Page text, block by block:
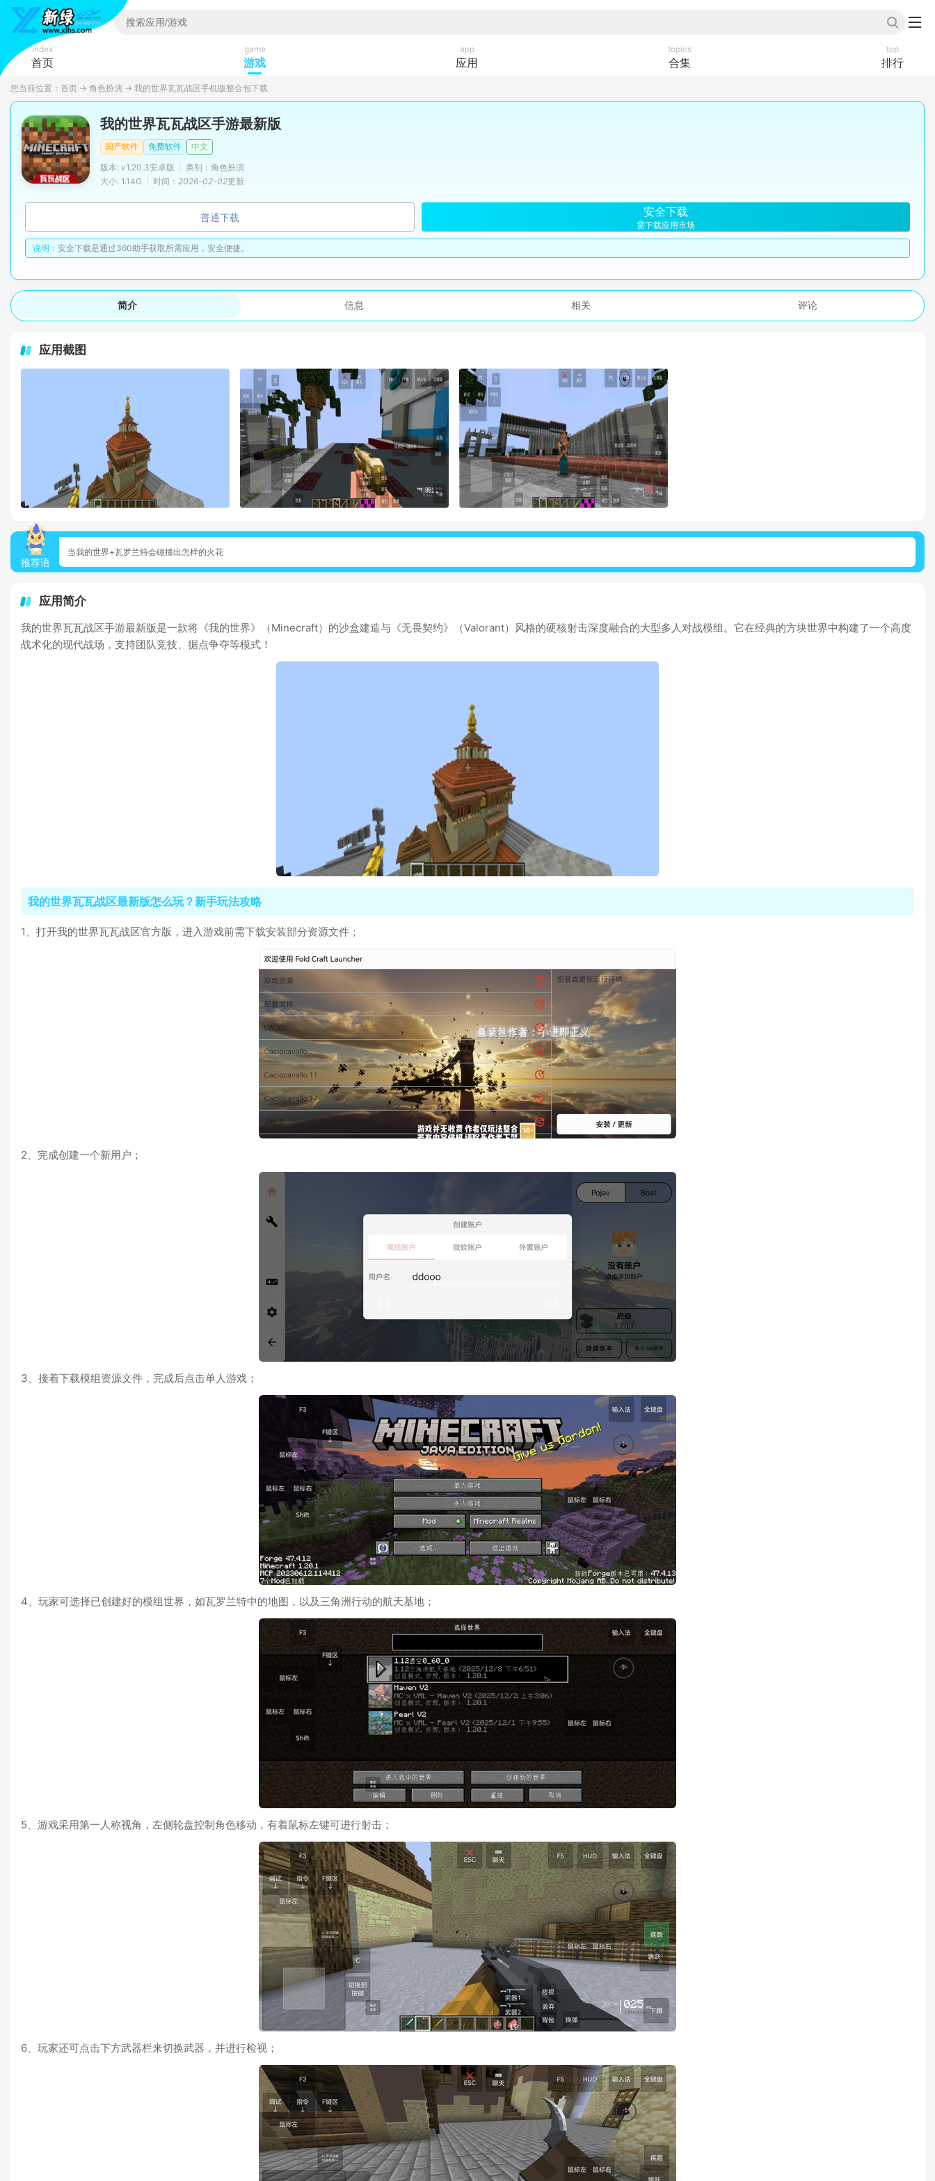
index
首页
game
游戏
app
应用
topics
合集
top
排行
您当前位置： 首页 → 角色扮演 → 我的世界瓦瓦战区手机版整合包下载
我的世界瓦瓦战区手游最新版
国产软件 免费软件
中文
版本: v1.20.3安卓版
类别：角色扮演
大小: 1.14G
时间： 2026-02-02更新
普通下载 安全下载
需下载应用市场
说明： 安全下载是通过360助手获取所需应用，安全便捷。
简介 信息 相关 评论
应用截图
推荐语
当我的世界+瓦罗兰特会碰撞出怎样的火花
应用简介
我的世界瓦瓦战区手游最新版是一款将《我的世界》（Minecraft）的沙盒建造与《无畏契约》（Valorant）风格的硬核射击深度融合的大型多人对战模组。它在经典的方块世界中构建了一个高度
战术化的现代战场，支持团队竞技、据点争夺等模式！
我的世界瓦瓦战区最新版怎么玩？新手玩法攻略
1、打开我的世界瓦瓦战区官方版，进入游戏前需下载安装部分资源文件；
2、完成创建一个新用户；
3、接着下载模组资源文件，完成后点击单人游戏；
4、玩家可选择已创建好的模组世界，如瓦罗兰特中的地图，以及三角洲行动的航天基地；
5、游戏采用第一人称视角，左侧轮盘控制角色移动，有着鼠标左键可进行射击；
6、玩家还可点击下方武器栏来切换武器，并进行检视；